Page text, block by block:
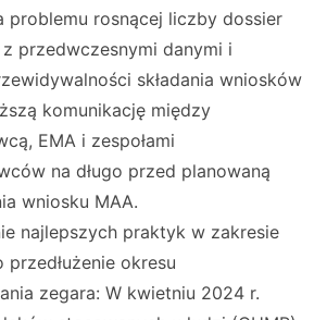
problemu rosnącej liczby dossier
z przedwczesnymi danymi i
składania wniosków
komunikację między
EMA i zespołami
na długo przed planowaną
wniosku MAA.
najlepszych praktyk w zakresie
okresu
zegara: W kwietniu 2024 r.